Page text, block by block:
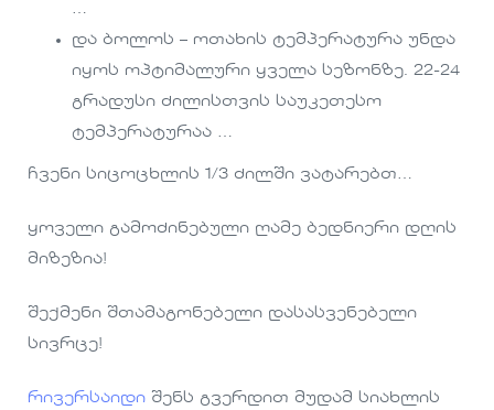
…
და ბოლოს – ოთახის ტემპერატურა უნდა
იყოს ოპტიმალური ყველა სეზონზე. 22-24
გრადუსი ძილისთვის საუკეთესო
ტემპერატურაა …
ჩვენი სიცოცხლის 1/3 ძილში ვატარებთ…
ყოველი გამოძინებული ღამე ბედნიერი დღის
მიზეზია!
შექმენი შთამაგონებელი დასასვენებელი
სივრცე!
რივერსაიდი შენს გვერდით მუდამ სიახლის